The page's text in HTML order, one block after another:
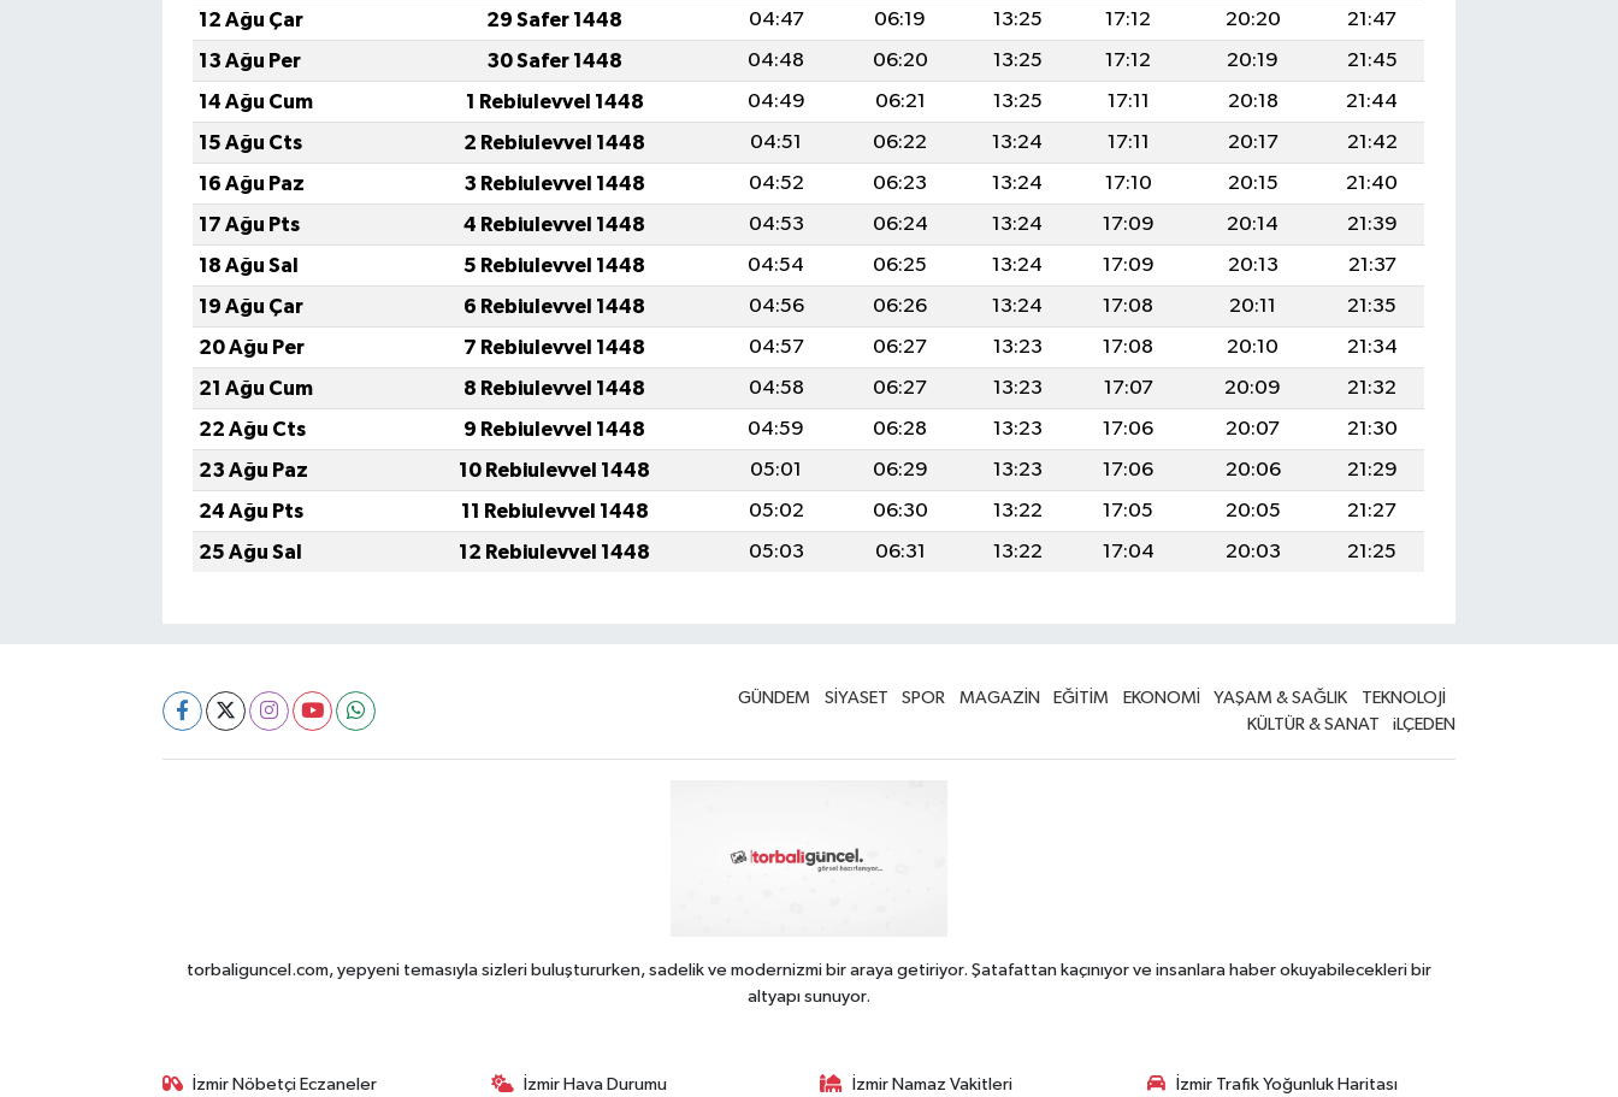
12 Ağu Çar
29 Safer 1448 04:47 06:19 13:25 17:12 20:20
21:47
13 Ağu Per
30 Safer 1448 04:48 06:20 13:25 17:12 20:19
21:45
14 Ağu Cum
1 Rebiulevvel 1448 04:49 06:21 13:25 17:11 20:18
21:44
15 Ağu Cts
2 Rebiulevvel 1448 04:51 06:22 13:24 17:11 20:17
21:42
16 Ağu Paz
3 Rebiulevvel 1448 04:52 06:23 13:24 17:10 20:15
21:40
17 Ağu Pts
4 Rebiulevvel 1448 04:53 06:24 13:24 17:09 20:14
21:39
18 Ağu Sal
5 Rebiulevvel 1448 04:54 06:25 13:24 17:09 20:13
21:37
19 Ağu Çar
6 Rebiulevvel 1448 04:56 06:26 13:24 17:08 20:11
21:35
20 Ağu Per
7 Rebiulevvel 1448 04:57 06:27 13:23 17:08 20:10
21:34
21 Ağu Cum
8 Rebiulevvel 1448 04:58 06:27 13:23 17:07 20:09
21:32
22 Ağu Cts
9 Rebiulevvel 1448 04:59 06:28 13:23 17:06 20:07
21:30
23 Ağu Paz
10 Rebiulevvel 1448 05:01 06:29 13:23 17:06 20:06
21:29
24 Ağu Pts
11 Rebiulevvel 1448 05:02 06:30 13:22 17:05 20:05
21:27
25 Ağu Sal
12 Rebiulevvel 1448 05:03 06:31 13:22 17:04 20:03 21:25
GÜNDEM SİYASET SPOR MAGAZİN EĞİTİM EKONOMİ YAŞAM & SAĞLIK
TEKNOLOJİ
KÜLTÜR & SANAT
iLÇEDEN
torbaliguncel.com, yepyeni temasıyla sizleri buluştururken, sadelik ve modernizmi bir araya getiriyor. Şatafattan kaçınıyor ve insanlara haber okuyabilecekleri bir
altyapı sunuyor.
İzmir Nöbetçi Eczaneler İzmir Hava Durumu İzmir Namaz Vakitleri İzmir Trafik Yoğunluk Haritası